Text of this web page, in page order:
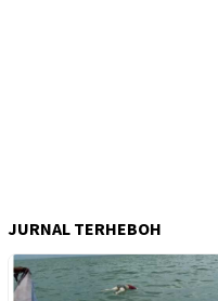
JURNAL TERHEBOH